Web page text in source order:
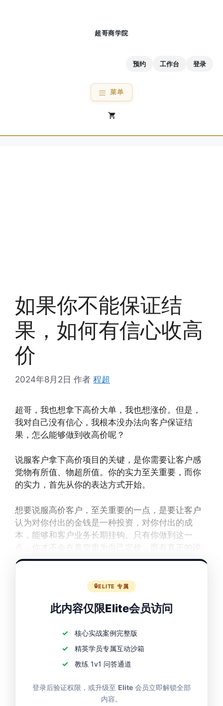
预约 工作台 登录
菜单
如果你不能保证结
果，如何有信心收高
价
2024年8月2日 作者 程超
超哥，我也想拿下高价大单，我也想涨价。但是，
我对自己没有信心，我根本没办法向客户保证结
果，怎么能够做到收高价呢？
说服客户拿下高价项目的关键，是你需要让客户感
觉物有所值、物超所值。你的实力至关重要，而你
的实力，首先从你的表达方式开始。
想要说服高价客户，至关重要的一点，是要让客户
认为对你付出的金钱是一种投资，对你付出的成
本，能够和客户业务长期挂钩。只有你做到这一
点，你才不会在真空里为自己定价，而有真正的说
服力。
ELITE 专属
此内容仅限Elite会员访问
核心实战案例完整版
精英学员专属互动沙箱
教练 1v1 问答通道
登录后验证权限，或升级至 Elite 会员立即解锁全部
内容。